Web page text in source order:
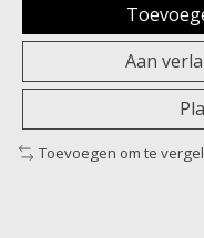
Aan
Toevoegen om te